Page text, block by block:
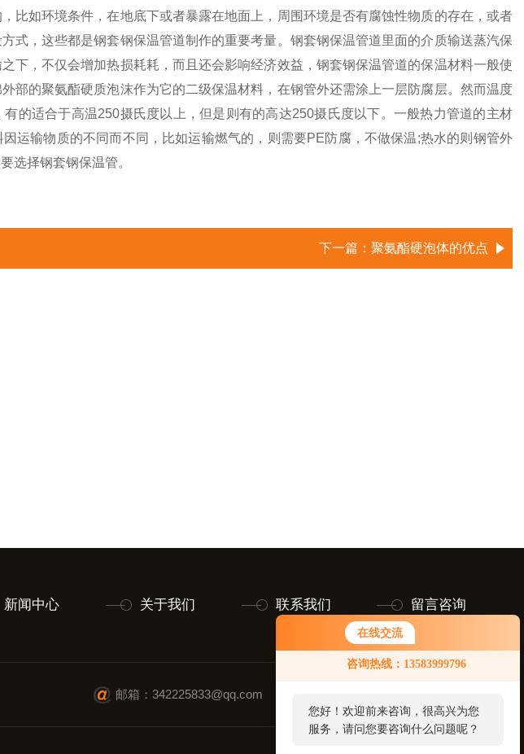
在线交流
咨询热线：13583999796
您好！欢迎前来咨询，很高兴为您
服务，请问您要咨询什么问题呢？
比如环境条件，在地底下或者暴露在地面上，周围环境是否有腐蚀性物质的存在，或者
式，这些都是钢套钢保温管道制作的重要考量。钢套钢保温管道里面的介质输送蒸汽保
下，不仅会增加热损耗耗，而且还会影响经济效益，钢套钢保温管道的保温材料一般使
部的聚氨酯硬质泡沫作为它的二级保温材料，在钢管外还需涂上一层防腐层。然而温度
有的适合于高温250摄氏度以上，但是则有的高达250摄氏度以下。一般热力管道的主材
运输物质的不同而不同，比如运输燃气的，则需要PE防腐，不做保温;热水的则钢管外
选择钢套钢保温管。
下一篇： 聚氨酯硬泡体的优点
新闻中心 关于我们 联系我们 留言咨询
邮箱：342225833@qq.com